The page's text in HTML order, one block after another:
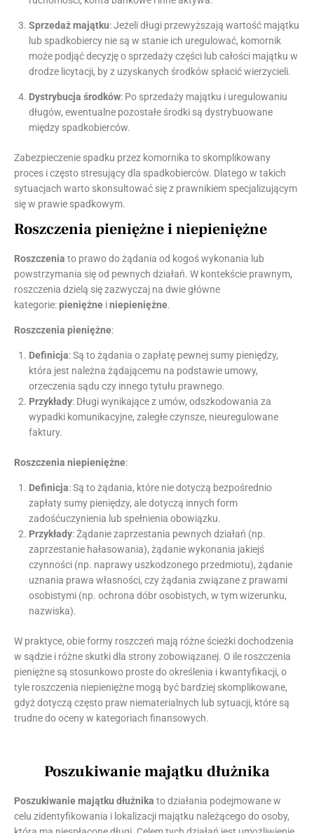
Sprzedaż majątku: Jeżeli długi przewyższają wartość majątku
lub spadkobiercy nie są w stanie ich uregulować, komornik
może podjąć decyzję o sprzedaży części lub całości majątku w
drodze licytacji, by z uzyskanych środków spłacić wierzycieli.
Dystrybucja środków: Po sprzedaży majątku i uregulowaniu
długów, ewentualne pozostałe środki są dystrybuowane
między spadkobierców.
Zabezpieczenie spadku przez komornika to skomplikowany
proces i często stresujący dla spadkobierców. Dlatego w takich
sytuacjach warto skonsultować się z prawnikiem specjalizującym
się w prawie spadkowym.
Roszczenia pieniężne i niepieniężne
Roszczenia to prawo do żądania od kogoś wykonania lub
powstrzymania się od pewnych działań. W kontekście prawnym,
roszczenia dzielą się zazwyczaj na dwie główne
kategorie:pieniężne iniepieniężne.
Roszczenia pieniężne:
Definicja: Są to żądania o zapłatę pewnej sumy pieniędzy,
która jest należna żądającemu na podstawie umowy,
orzeczenia sądu czy innego tytułu prawnego.
Przykłady: Długi wynikające z umów, odszkodowania za
wypadki komunikacyjne, zaległe czynsze, nieuregulowane
faktury.
Roszczenia niepieniężne:
Definicja: Są to żądania, które nie dotyczą bezpośrednio
zapłaty sumy pieniędzy, ale dotyczą innych form
zadośćuczynienia lub spełnienia obowiązku.
Przykłady: Żądanie zaprzestania pewnych działań (np.
zaprzestanie hałasowania), żądanie wykonania jakiejś
czynności (np. naprawy uszkodzonego przedmiotu), żądanie
uznania prawa własności, czy żądania związane z prawami
osobistymi (np. ochrona dóbr osobistych, w tym wizerunku,
nazwiska).
W praktyce, obie formy roszczeń mają różne ścieżki dochodzenia
w sądzie i różne skutki dla strony zobowiązanej. O ile roszczenia
pieniężne są stosunkowo proste do określenia i kwantyfikacji, o
tyle roszczenia niepieniężne mogą być bardziej skomplikowane,
gdyż dotyczą często praw niematerialnych lub sytuacji, które są
trudne do oceny w kategoriach finansowych.
Poszukiwanie majątku dłużnika
Poszukiwanie majątku dłużnika to działania podejmowane w
celu zidentyfikowania i lokalizacji majątku należącego do osoby,